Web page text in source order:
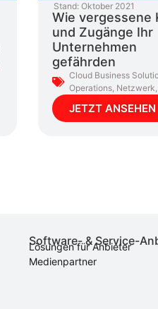
Stand: Oktober 2021
Wie vergessene
und Zugänge Ihr
Unternehmen
gefährden
Cloud Business
Operations, Netzwerk,
JETZT ANSEHEN
Software- & Service-
Lösungen für Anbieter
Medienpartner